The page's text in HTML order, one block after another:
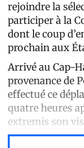
rejoindre la
participer à la
dont le coup
prochain aux
Arrivé au Cap-
provenance de
effectué ce
quatre heures
extremis son